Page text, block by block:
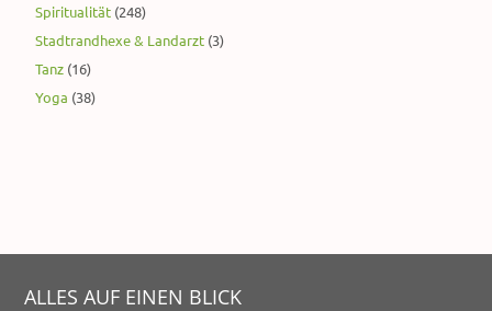
Spiritualität (248)
Stadtrandhexe & Landarzt (3)
Tanz (16)
Yoga (38)
ALLES AUF EINEN BLICK